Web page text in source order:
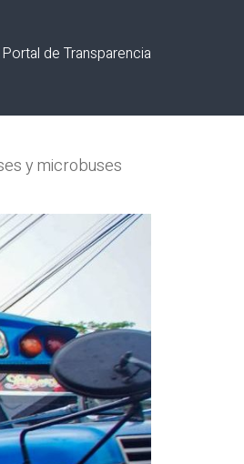
Portal de Transparencia
y microbuses